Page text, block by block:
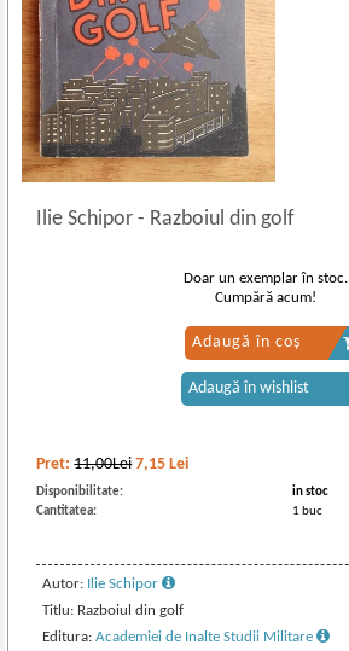
Ilie Schipor- Razboiul din golf
Pret:11,00Lei 7,15 Lei
Disponibilitate:
in stoc
Cantitatea:
1 buc
Autor: Ilie Schipor
Titlu: Razboiul din golf
Editura:Academiei de Inalte Studii Militare
Doar un exemplar în stoc.
Cumpără acum!
Adaugă în coș
Adaugă în wishlist